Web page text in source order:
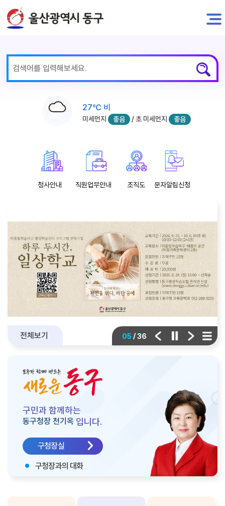
전자민원
27℃ 비
미세먼지 좋음 / 초 미세먼지 좋음
청사안내 직원업무안내 조직도 문자알림신청
주요뉴스
05 /36
전체보기
구민과 함께하는
동구청장 천기옥 입니다.
구청장실
구청장과의 대화